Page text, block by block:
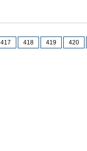
417 418 419 420